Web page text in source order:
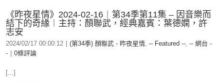
《昨夜星情》2024-02-16︱第34季第11集 – 因音樂而
結下的奇緣︱主持：顏聯武，經典嘉賓：葉德嫻，許
志安
2024/02/17 00:00:12 (第34季) 顏聯武 - 昨夜星情, -- Featured --, -- 網台 -
-
0條評論
[...]